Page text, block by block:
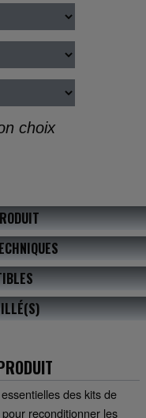
choix
des kits de
reconditionner les